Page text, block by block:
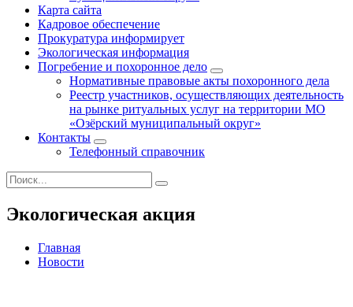
Карта сайта
Кадровое обеспечение
Прокуратура информирует
Экологическая информация
Погребение и похоронное дело
Нормативные правовые акты похоронного дела
Реестр участников, осуществляющих деятельность
на рынке ритуальных услуг на территории МО
«Озёрский муниципальный округ»
Контакты
Телефонный справочник
Экологическая акция
Главная
Новости